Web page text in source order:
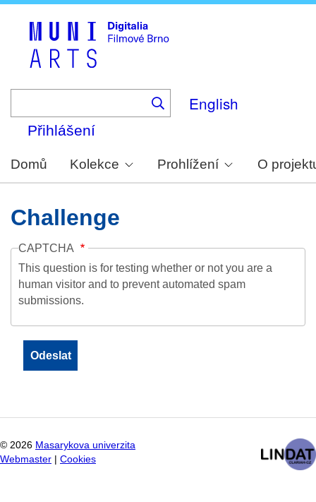
English
Přihlášení
Domů Kolekce Prohlížení O
Challenge
CAPTCHA
This question is for testing whether or not you are a
human visitor and to prevent automated spam
submissions.
© 2026 Masarykova univerzita
Webmaster
Cookies